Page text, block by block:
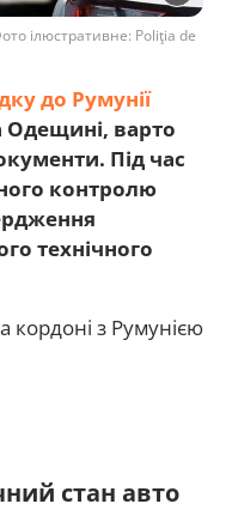
ілюстративне: Poliţia de
до Румунії
Одещині, варто
Під час
контролю
технічного
кордоні з Румунією
стан авто